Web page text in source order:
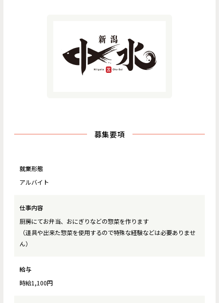
募集要項
就業形態
アルバイト
仕事内容
厨房にてお弁当、おにぎりなどの惣菜を作ります
（道具や出来た惣菜を使用するので特殊な経験などは必要ありませ
ん）
給与
時給1,100円